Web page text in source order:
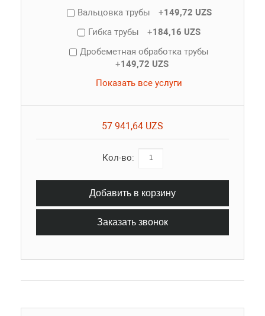
Вальцовка трубы
+149,72 UZS
Гибка трубы
+184,16 UZS
Дробеметная обработка трубы
+149,72 UZS
Показать все услуги
57 941,64 UZS
Кол-во:
Добавить в корзину
Заказать звонок